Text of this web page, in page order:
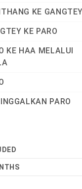
KE
KE PARO
HAA MELALUI
PARO